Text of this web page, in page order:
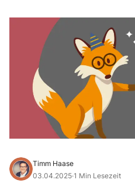
Timm Haase
03.04.2025·1 Min Lesezeit